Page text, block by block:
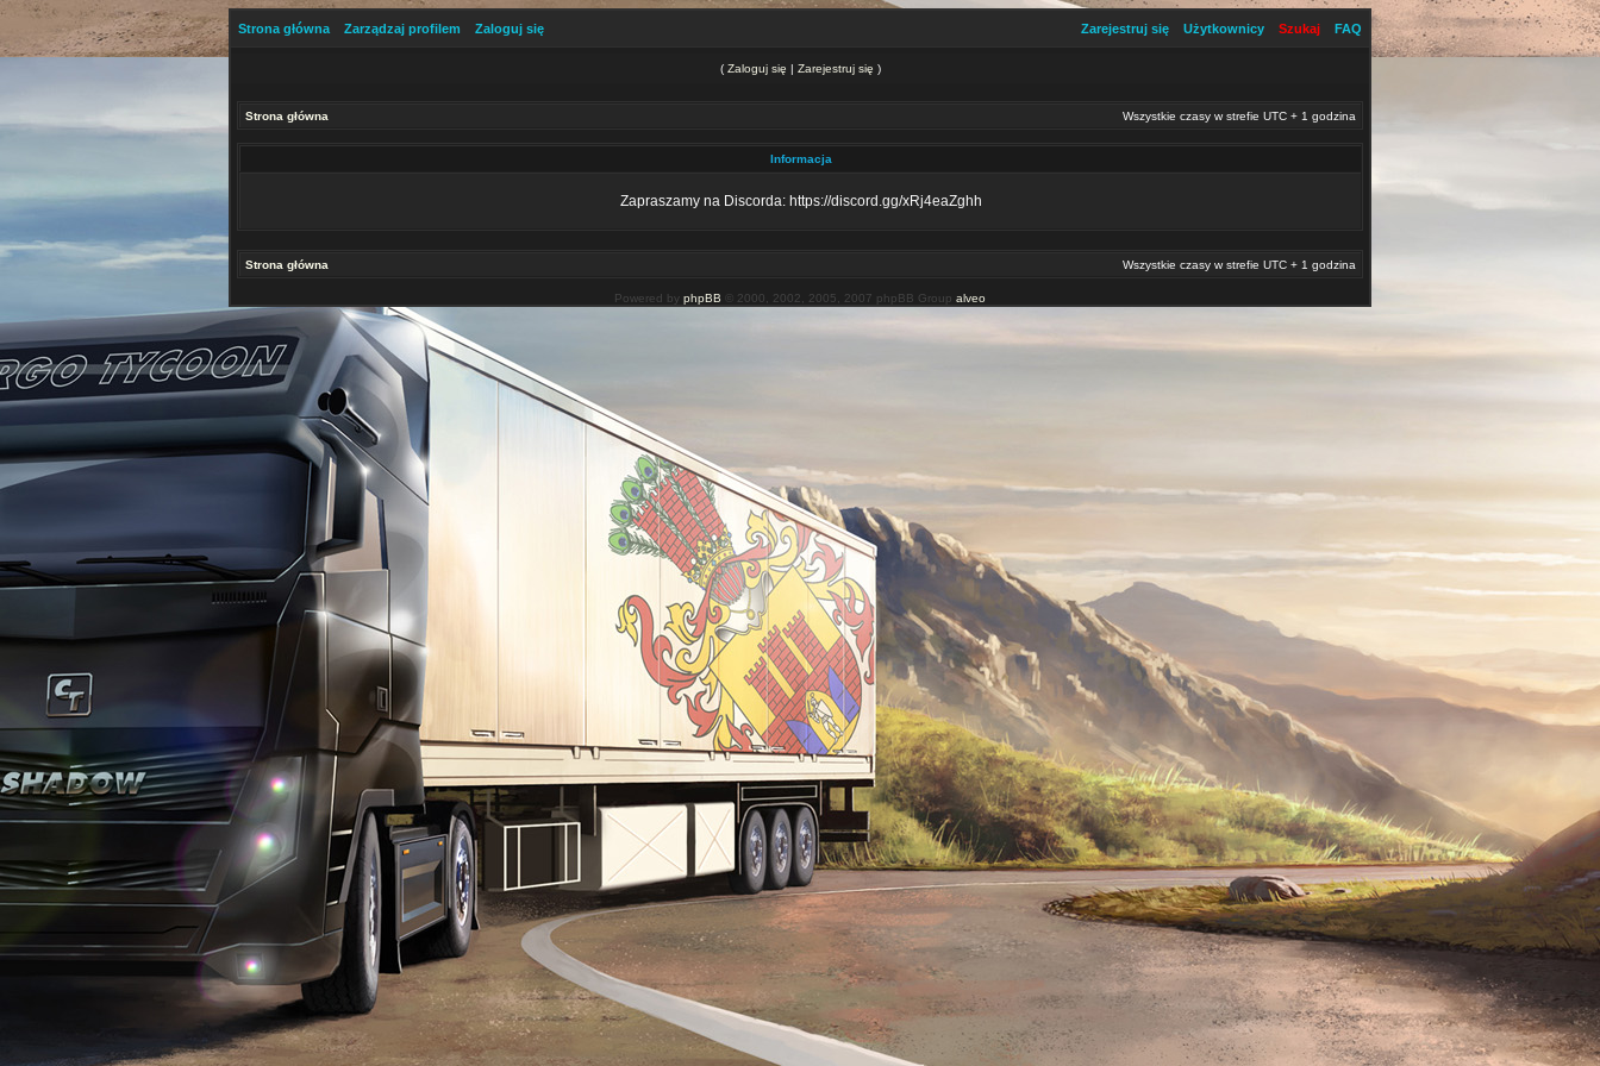
Strona główna Zarządzaj profilem Zaloguj się FAQ
Szukaj
Użytkownicy
Zarejestruj się
( Zaloguj się | Zarejestruj się )
Strona główna Wszystkie czasy w strefie UTC + 1 godzina
Informacja
Zapraszamy na Discorda: https://discord.gg/xRj4eaZghh
Strona główna Wszystkie czasy w strefie UTC + 1 godzina
Powered by phpBB © 2000, 2002, 2005, 2007 phpBB Group alveo